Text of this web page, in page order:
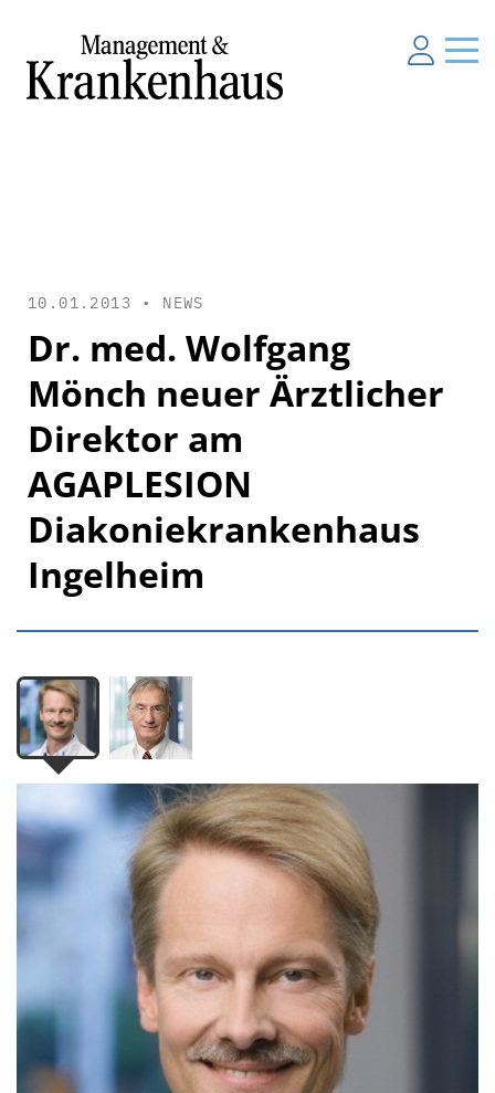
10.01.2013 • NEWS
Dr. med. Wolfgang
Mönch neuer Ärztlicher
Direktor am
AGAPLESION
Diakoniekrankenhaus
Ingelheim